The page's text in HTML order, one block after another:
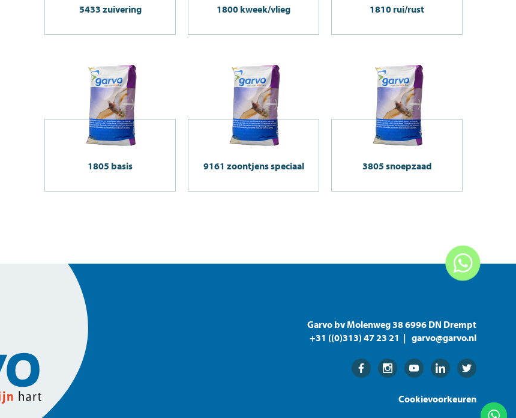
5433 zuivering 1800 kweek/vlieg 1810 rui/rust
1805 basis 9161 zoontjens speciaal 3805 snoepzaad
Garvo bv Molenweg 38 6996 DN Drempt
+31 ((0)313) 47 23 21
garvo@garvo.nl
FacebookInstagramYoutubeLinkedinTwitter
Cookievoorkeuren